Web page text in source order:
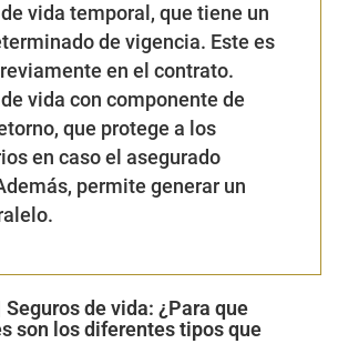
vida temporal, que tiene un
de vigencia. Este es
en el contrato.
vida con componente de
que protege a los
en caso el asegurado
permite generar un
Seguros de vida: ¿Para que
son los diferentes tipos que